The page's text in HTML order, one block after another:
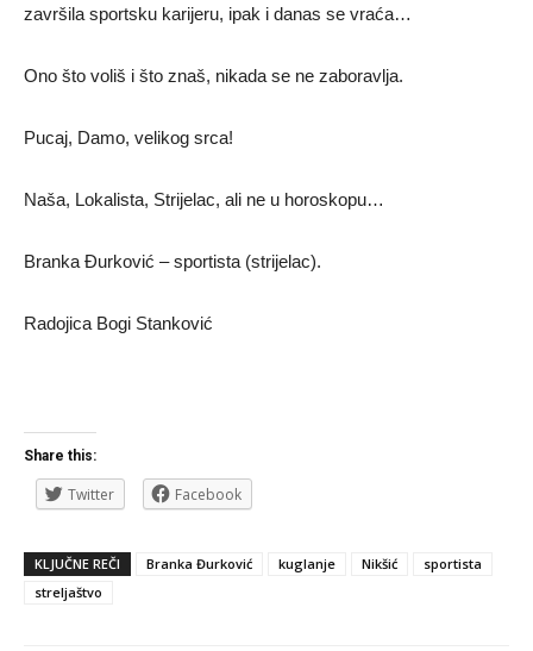
završila sportsku karijeru, ipak i danas se vraća…
Ono što voliš i što znaš, nikada se ne zaboravlja.
Pucaj, Damo, velikog srca!
Naša, Lokalista, Strijelac, ali ne u horoskopu…
Branka Đurković – sportista (strijelac).
Radojica Bogi Stanković
Share this:
Twitter Facebook
KLJUČNE REČI Branka Đurković kuglanje Nikšić
sportista
streljaštvo